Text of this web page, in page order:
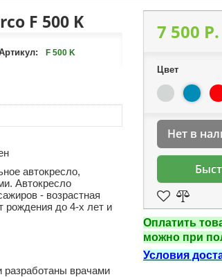
F 500 K
F 500 K
автокресло,
Автокресло
- возрастная
рождения до 4-х лет и
разработаны врачами
7 500 P.
Цвет
Нет в
Оплатить
можно при
Условия